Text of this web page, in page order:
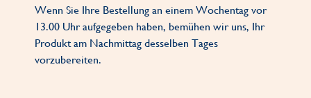
Wenn Sie Ihre Bestellung an einem Wochentag vor
13.00 Uhr aufgegeben haben, bemühen wir uns, Ihr
Produkt am Nachmittag desselben Tages
vorzubereiten.